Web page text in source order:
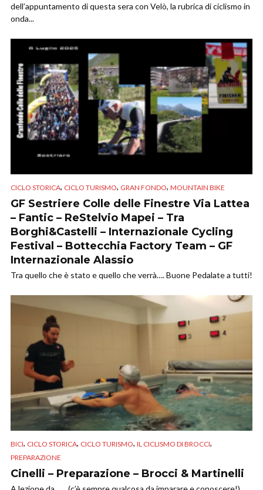
dell’appuntamento di questa sera con Velò, la rubrica di ciclismo in
onda...
CICLO STORICA, CICLO TURISMO, GRAN FONDO, MOUNTAIN BIKE
GF Sestriere Colle delle Finestre Via Lattea
– Fantic – ReStelvio Mapei – Tra
Borghi&Castelli – Internazionale Cycling
Festival – Bottecchia Factory Team – GF
Internazionale Alassio
Tra quello che è stato e quello che verrà…. Buone Pedalate a tutti!
BICI, CICLO STORICA, CICLO TURISMO, IL CICLISMO DI BROCCI,
PREPARAZIONE
Cinelli – Preparazione – Brocci & Martinelli